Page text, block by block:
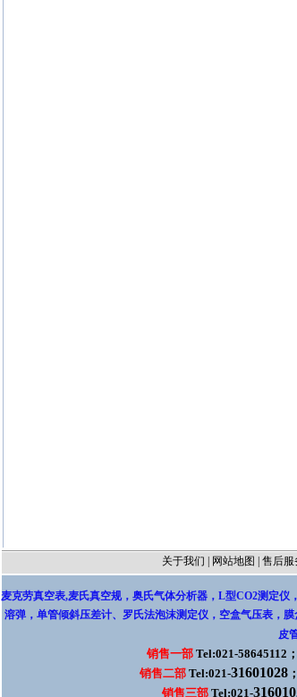
关于我们
网站地图 售后服
麦克劳真空表,麦氏真空规， 奥氏气体分析器，L型CO2测定仪 ，
溶弹 ， 单管倾斜压差计、 罗氏法泡沫测定仪 ， 空盒气压表，
皮
销售一部 Tel:021-58645112
销售二部Tel:021-31601028；
销售三部 Tel:021-